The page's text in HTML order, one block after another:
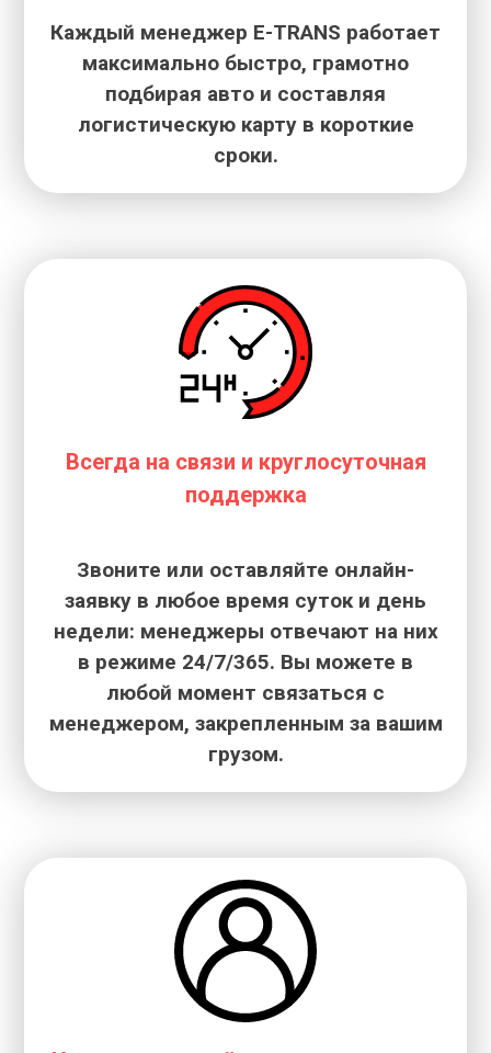
Каждый менеджер E-TRANS работает
максимально быстро, грамотно
подбирая авто и составляя
логистическую карту в короткие
сроки.
Всегда на связи и круглосуточная
поддержка
Звоните или оставляйте онлайн-
заявку в любое время суток и день
недели: менеджеры отвечают на них
в режиме 24/7/365. Вы можете в
любой момент связаться с
менеджером, закрепленным за вашим
грузом.